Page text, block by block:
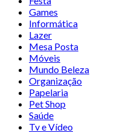
Games
Informática
Lazer
Mesa Posta
Móveis
Mundo Beleza
Organização
Papelaria
Pet Shop
Saúde
Tv e Vídeo